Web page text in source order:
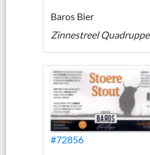
Baros Bier
#72856